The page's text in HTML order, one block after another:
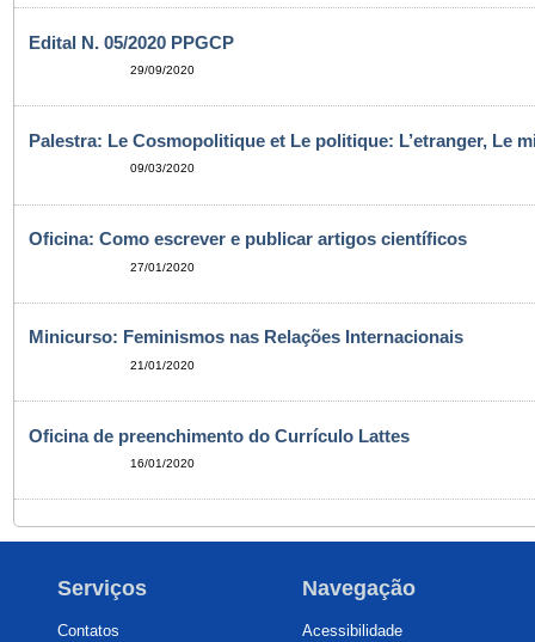
Edital N. 05/2020 PPGCP
29/09/2020
Palestra: Le Cosmopolitique et Le politique: L’etranger, Le
09/03/2020
Oficina: Como escrever e publicar artigos científicos
27/01/2020
Minicurso: Feminismos nas Relações Internacionais
21/01/2020
Oficina de preenchimento do Currículo Lattes
16/01/2020
Serviços
Contatos
Navegação
Acessibilidade